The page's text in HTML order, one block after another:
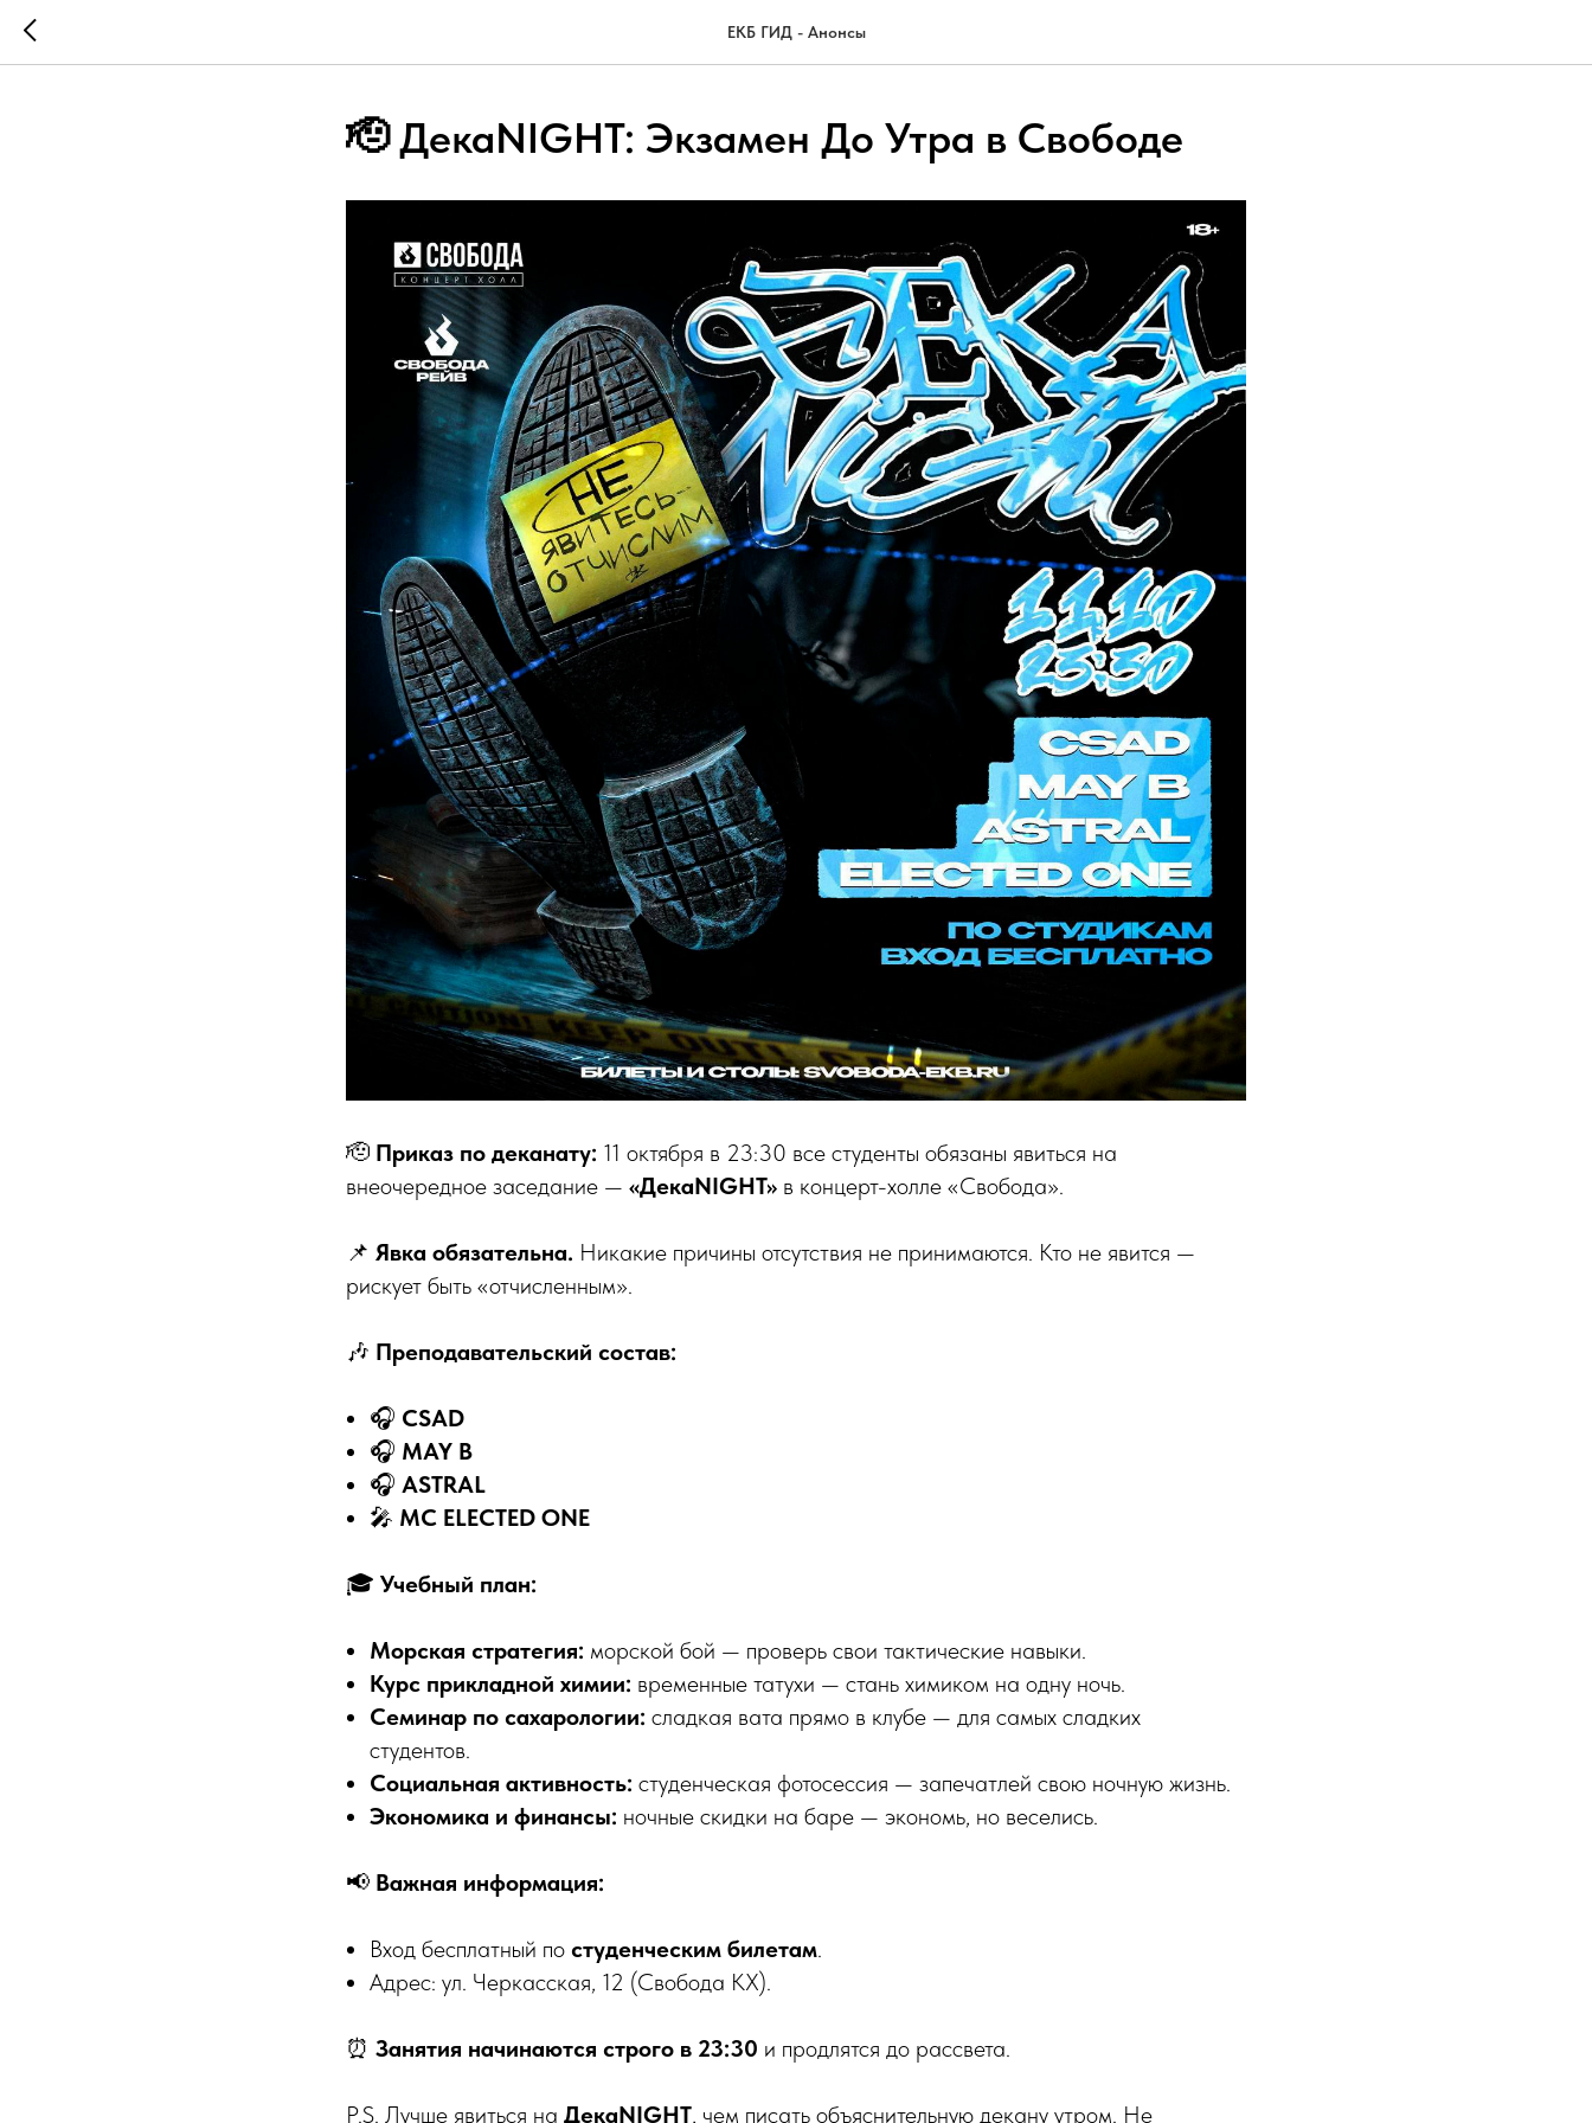
ЕКБ ГИД - Анонсы
🫡 ДекаNIGHT: Экзамен До Утра в Свободе
🫡 Приказ по деканату: 11 октября в 23:30 все студенты обязаны явиться на
внеочередное заседание — «ДекаNIGHT» в концерт-холле «Свобода».
📌 Явка обязательна. Никакие причины отсутствия не принимаются. Кто не явится —
рискует быть «отчисленным».
🎶 Преподавательский состав:
🎧 CSAD
🎧 MAY B
🎧 ASTRAL
🎤 MC ELECTED ONE
🎓 Учебный план:
Морская стратегия: морской бой — проверь свои тактические навыки.
Курс прикладной химии: временные татухи — стань химиком на одну ночь.
Семинар по сахарологии: сладкая вата прямо в клубе — для самых сладких
студентов.
Социальная активность: студенческая фотосессия — запечатлей свою ночную жизнь.
Экономика и финансы: ночные скидки на баре — экономь, но веселись.
📢 Важная информация:
Вход бесплатный по студенческим билетам.
Адрес: ул. Черкасская, 12 (Свобода КХ).
⏰ Занятия начинаются строго в 23:30 и продлятся до рассвета.
P.S. Лучше явиться на ДекаNIGHT, чем писать объяснительную декану утром. Не